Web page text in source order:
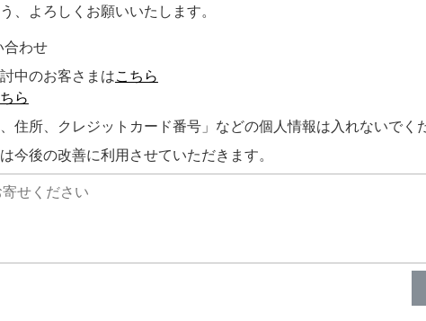
、よろしくお願いいたします。
合わせ
中のお客さまはこちら
ら
住所、クレジットカード番号」などの個人情報は入れないでく
今後の改善に利用させていただきます。